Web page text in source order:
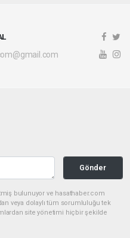
Gönder
bulunuyor ve hasathaber.com
veya dolaylı tüm sorumluluğu tek
site yönetimi hiçbir şekilde